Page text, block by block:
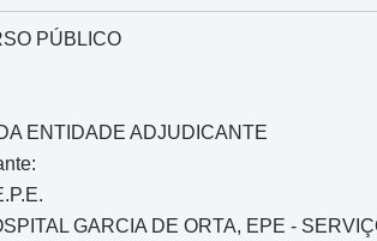
PÚBLICO
ENTIDADE ADJUDICANTE
GARCIA DE ORTA, EPE -